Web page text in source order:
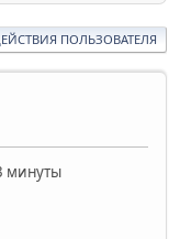
ПОЛЬЗОВАТЕЛЯ
минуты